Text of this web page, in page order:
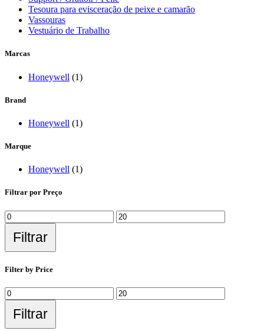
Tesoura para evisceração de peixe e camarão
Vassouras
Vestuário de Trabalho
Marcas
Honeywell (1)
Brand
Honeywell (1)
Marque
Honeywell (1)
Filtrar por Preço
Filtrar
Filter by Price
Filtrar